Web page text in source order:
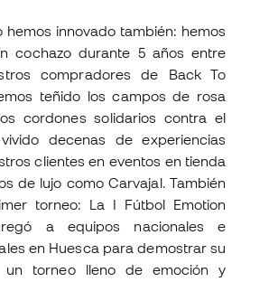
hemos innovado también: hemos
cochazo durante 5 años entre
compradores de Back To
teñido los campos de rosa
cordones solidarios contra el
decenas de experiencias
clientes en eventos en tienda
de lujo como Carvajal. También
torneo: La I Fútbol Emotion
a equipos nacionales e
en Huesca para demostrar su
un torneo lleno de emoción y